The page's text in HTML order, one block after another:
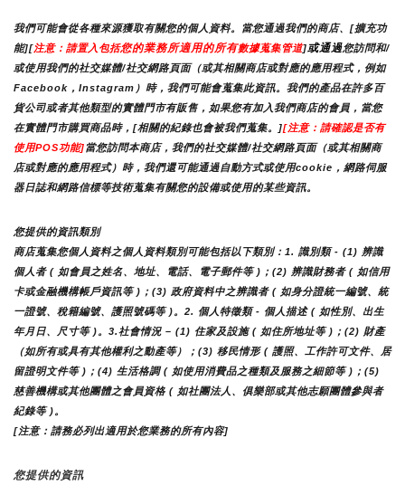
我們可能會從各種來源獲取有關您的個人資料。當您通過我們的商店、[擴充功
能][注意：請置入包括您的業務所適用的所有數據蒐集管道]或通過您訪問和/
或使用我們的社交媒體/社交網路頁面（或其相關商店或對應的應用程式，例如
Facebook，Instagram）時，我們可能會蒐集此資訊。我們的產品在許多百
貨公司或者其他類型的實體門市有販售，如果您有加入我們商店的會員，當您
在實體門市購買商品時，[相關的紀錄也會被我們蒐集。][注意：請確認是否有
使用POS功能]當您訪問本商店，我們的社交媒體/社交網路頁面（或其相關商
店或對應的應用程式）時，我們還可能通過自動方式或使用cookie，網路伺服
器日誌和網路信標等技術蒐集有關您的設備或使用的某些資訊。
您提供的資訊類別
商店蒐集您個人資料之個人資料類別可能包括以下類別：1. 識別類 - (1) 辨識
個人者 ( 如會員之姓名、地址、電話、電子郵件等 )；(2) 辨識財務者 ( 如信用
卡或金融機構帳戶資訊等 )；(3) 政府資料中之辨識者 ( 如身分證統一編號、統
一證號、稅籍編號、護照號碼等 )。2. 個人特徵類 - 個人描述 ( 如性別、出生
年月日、尺寸等 )。3.社會情況 – (1) 住家及設施 ( 如住所地址等 )；(2) 財產
（如所有或具有其他權利之動產等）；(3) 移民情形 ( 護照、工作許可文件、居
留證明文件等 )；(4) 生活格調 ( 如使用消費品之種類及服務之細節等 )；(5)
慈善機構或其他團體之會員資格 ( 如社團法人、俱樂部或其他志願團體參與者
紀錄等 )。
[注意：請務必列出適用於您業務的所有內容]
您提供的資訊